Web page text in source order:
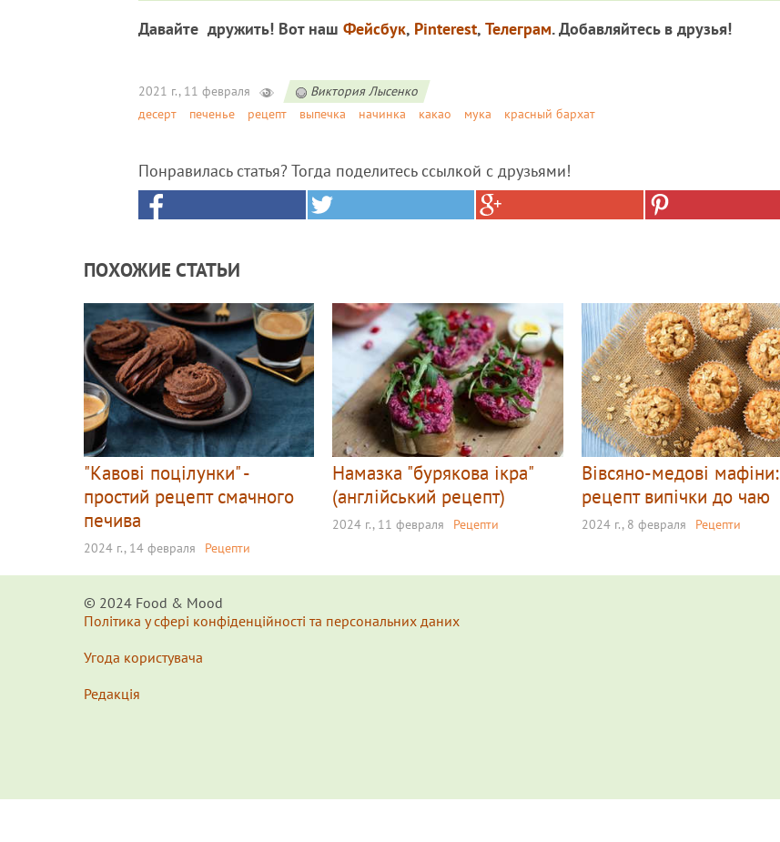
Давайте дружить! Вот наш Фейсбук, Pinterest, Телеграм. Добавляйтесь в друзья!
2021 г., 11 февраля
Виктория Лысенко
десерт
печенье рецепт выпечка начинка какао мука красный бархат
Понравилась статья? Тогда поделитесь ссылкой с друзьями!
ПОХОЖИЕ СТАТЬИ
"Кавові поцілунки" -
простий рецепт смачного
печива
2024 г., 14 февраля Рецепти
Намазка "бурякова ікра"
(англійський рецепт)
2024 г., 11 февраля Рецепти
Вівсяно-медові мафіни:
рецепт випічки до чаю
2024 г., 8 февраля Рецепти
© 2024 Food & Мood
Політика у сфері конфіденційності та персональних даних
Угода користувача
Редакція